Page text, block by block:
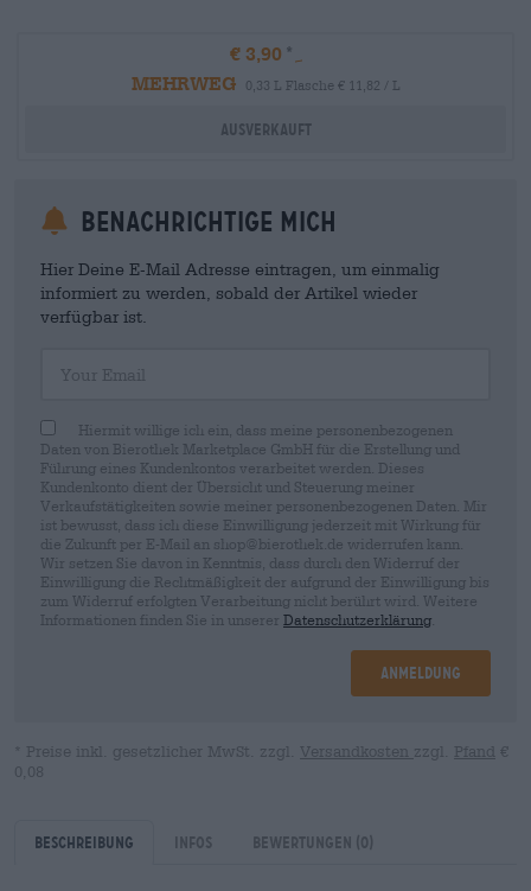
€ 3,90
MEHRWEG
0,33 L Flasche € 11,82 / L
Ausverkauft
Benachrichtige mich
Hier Deine E-Mail Adresse eintragen, um einmalig
informiert zu werden, sobald der Artikel wieder
verfügbar ist.
Hiermit willige ich ein, dass meine personenbezogenen
Daten von Bierothek Marketplace GmbH für die Erstellung und
Führung eines Kundenkontos verarbeitet werden. Dieses
Kundenkonto dient der Übersicht und Steuerung meiner
Verkaufstätigkeiten sowie meiner personenbezogenen Daten. Mir
ist bewusst, dass ich diese Einwilligung jederzeit mit Wirkung für
die Zukunft per E-Mail an shop@bierothek.de widerrufen kann.
Wir setzen Sie davon in Kenntnis, dass durch den Widerruf der
Einwilligung die Rechtmäßigkeit der aufgrund der Einwilligung bis
zum Widerruf erfolgten Verarbeitung nicht berührt wird. Weitere
Informationen finden Sie in unserer Datenschutzerklärung
Anmeldung
* Preise inkl. gesetzlicher MwSt. zzgl. Versandkosten zzgl. Pfand €
0,08
Beschreibung Infos Bewertungen (0)